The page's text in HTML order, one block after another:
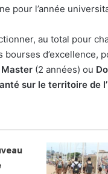
pour l’année
au total pour
d’excellence,
Master (2 années) ou
sur le territoire de